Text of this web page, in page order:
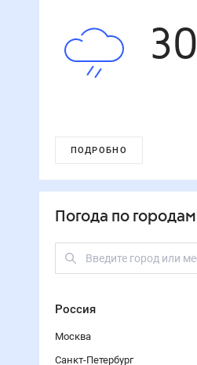
30
ПОДРОБНО
Погода по городам
Россия
Москва
Санкт-Петербург